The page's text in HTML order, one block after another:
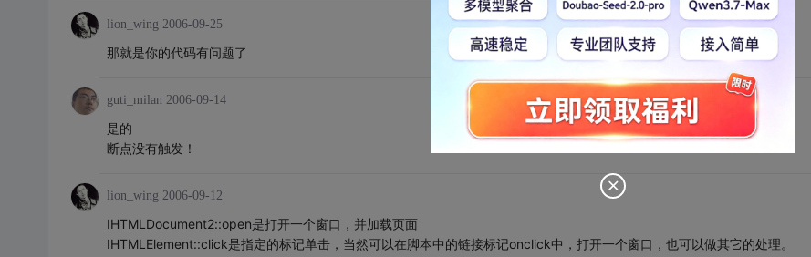
lion_wing 2006-09-25
那就是你的代码有问题了
guti_milan 2006-09-14
是的
断点没有触发！
lion_wing 2006-09-12
IHTMLDocument2::open是打开一个窗口，并加载页面
IHTMLElement::click是指定的标记单击，当然可以在脚本中的链接标记onclick中，打开一个窗口，也可以做其它的处理。